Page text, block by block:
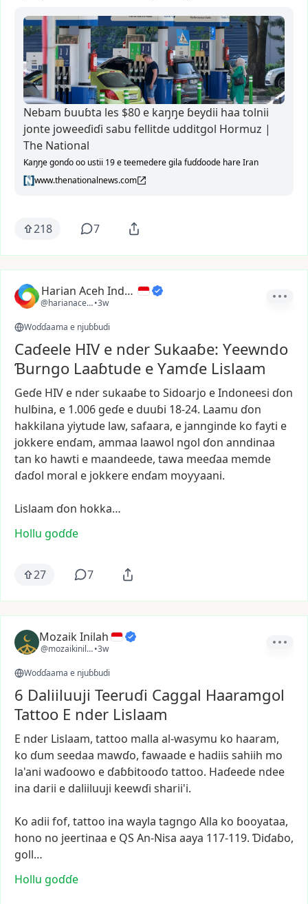
Nebam ɓuuɓta les $80 e kaŋŋe ɓeydii haa tolnii
jonte joweeɗiɗi sabu fellitde udditgol Hormuz |
The National
Kaŋŋe gonɗo oo ustii 19 e teemedere gila fuɗɗoode hare Iran
www.thenationalnews.com
218 7
Harian Aceh Indonesia
@harianacehindonesia
•3w
Woɗɗaama e njuɓɓudi
Caɗeele HIV e nder Sukaaɓe: Ƴeewndo
Ɓurngo Laaɓtude e Ƴamɗe Lislaam
Geɗe HIV e ndersukaaɓeto Sidoarjo eIndoneesi ɗon
hulɓina, e 1.006 geɗe e duuɓi 18-24. Laamu ɗon
hakkilana yiytude law, safaara, e jannginde ko fayti e
jokkere enɗam, ammaa laawol ngol ɗon anndinaa
tan ko hawti e maandeede, tawa meeɗaa memde
ɗaɗol moral e jokkere enɗam moƴƴaani.
Lislaam ɗon hokka…
Hollu goɗɗe
27 7
Mozaik Inilah
@mozaikinilah•3w
Woɗɗaama e njuɓɓudi
6 Daliiluuji Teeruɗi Caggal Haaramgol
Tattoo E nder Lislaam
E nder Lislaam, tattoo malla al-wasymu ko haaram,
ko ɗum seedaa mawɗo, fawaade e hadiis sahiih mo
la'ani waɗoowo e ɗaɓɓitooɗo tattoo. Haɗeede ndee
ina darii e daliiluuji keewɗi sharii'i.
Ko adii fof, tattoo ina wayla tagngo Alla ko ɓooyataa,
hono no jeertinaa e QS An-Nisa aaya 117-119. Ɗiɗaɓo,
goll…
Hollu goɗɗe